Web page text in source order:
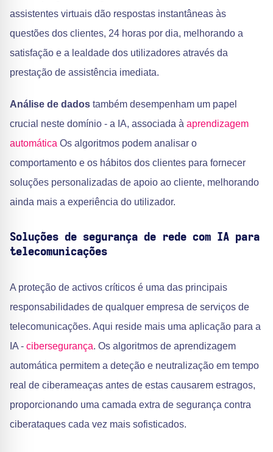
assistentes virtuais dão respostas instantâneas às
questões dos clientes, 24 horas por dia, melhorando a
satisfação e a lealdade dos utilizadores através da
prestação de assistência imediata.
Análise de dados também desempenham um papel
crucial neste domínio - a IA, associada à aprendizagem
automática Os algoritmos podem analisar o
comportamento e os hábitos dos clientes para fornecer
soluções personalizadas de apoio ao cliente, melhorando
ainda mais a experiência do utilizador.
Soluções de segurança de rede com IA para
telecomunicações
A proteção de activos críticos é uma das principais
responsabilidades de qualquer empresa de serviços de
telecomunicações. Aqui reside mais uma aplicação para a
IA - cibersegurança. Os algoritmos de aprendizagem
automática permitem a deteção e neutralização em tempo
real de ciberameaças antes de estas causarem estragos,
proporcionando uma camada extra de segurança contra
ciberataques cada vez mais sofisticados.